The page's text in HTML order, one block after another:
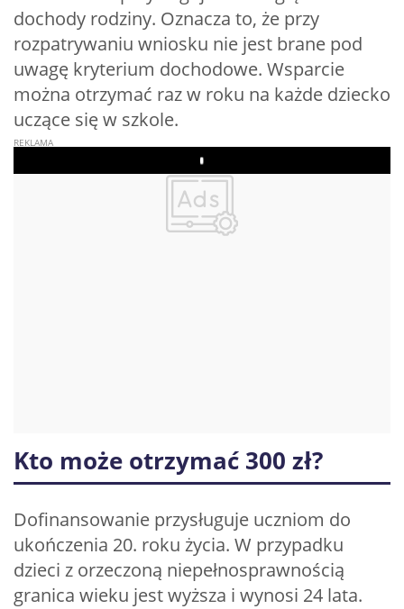
dochody rodziny. Oznacza to, że przy
rozpatrywaniu wniosku nie jest brane pod
uwagę kryterium dochodowe. Wsparcie
można otrzymać raz w roku na każde dziecko
uczące się w szkole.
Play
Kto może otrzymać 300 zł?
Dofinansowanie przysługuje uczniom do
ukończenia 20. roku życia. W przypadku
dzieci z orzeczoną niepełnosprawnością
granica wieku jest wyższa i wynosi 24 lata.